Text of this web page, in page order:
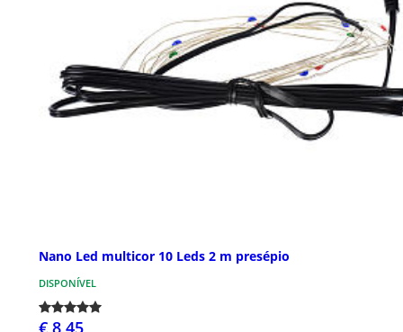
Nano Led multicor 10 Leds 2 m presépio
DISPONÍVEL